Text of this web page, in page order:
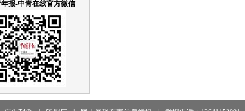
报-中青在线官方微信